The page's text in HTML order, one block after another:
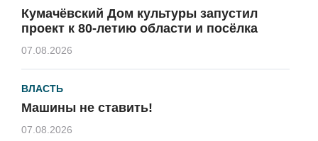
Кумачёвский Дом культуры запустил
проект к 80-летию области и посёлка
07.08.2026
ВЛАСТЬ
Машины не ставить!
07.08.2026